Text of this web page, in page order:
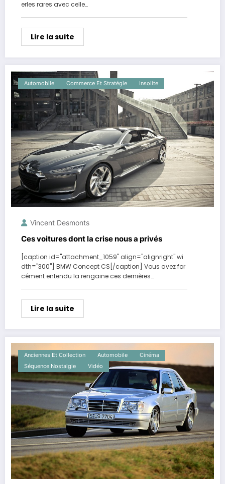
erles rares avec celle…
Lire la suite
Automobile Commerce Et Stratégie Insolite
Vincent Desmonts
Ces voitures dont la crise nous a privés
[caption id="attachment_1059" align="alignright" wi
dth="300"] BMW Concept CS[/caption] Vous avez for
cément entendu la rengaine ces dernières…
Lire la suite
Anciennes Et Collection Automobile
Cinéma
Séquence Nostalgie
Vidéo